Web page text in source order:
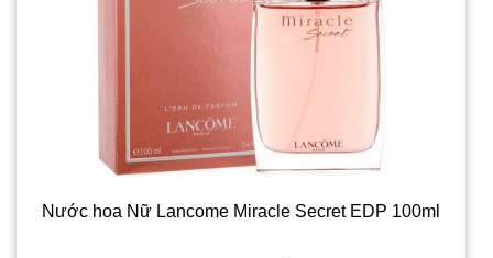
Nước hoa Nữ Lancome Miracle Secret EDP 100ml